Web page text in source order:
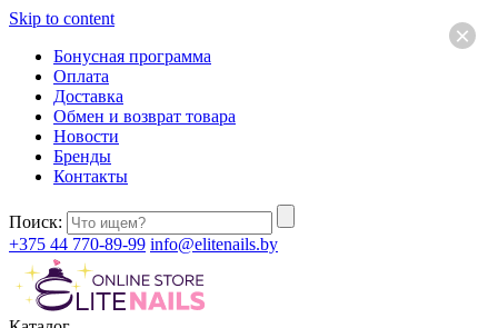
Skip to content
Бонусная программа
Оплата
Доставка
Обмен и возврат товара
Новости
Бренды
Контакты
Поиск:
+375 44 770-89-99 info@elitenails.by
×